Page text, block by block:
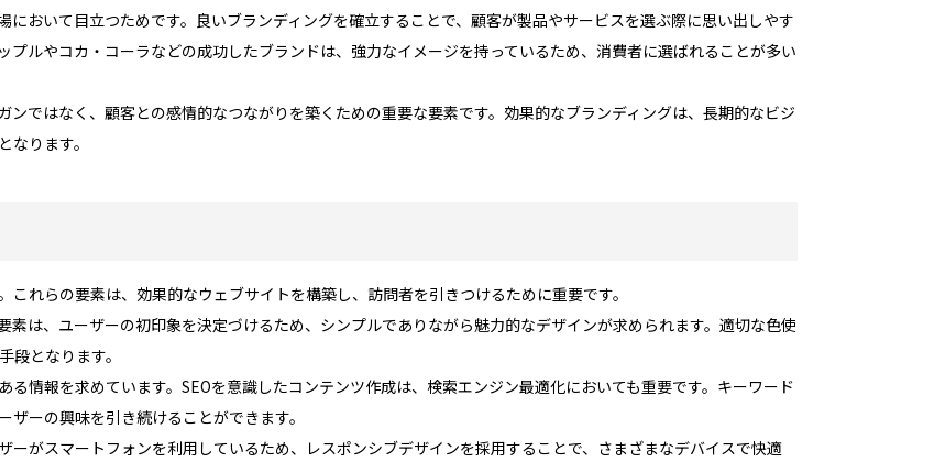
において目立つためです。良いブランディングを確立することで、顧客が製品やサービスを選ぶ際に思い出しやす
プルやコカ・コーラなどの成功したブランドは、強力なイメージを持っているため、消費者に選ばれることが多い
ではなく、顧客との感情的なつながりを築くための重要な要素です。効果的なブランディングは、長期的なビジ
ります。
れらの要素は、効果的なウェブサイトを構築し、訪問者を引きつけるために重要です。
素は、ユーザーの初印象を決定づけるため、シンプルでありながら魅力的なデザインが求められます。適切な色使
となります。
情報を求めています。SEOを意識したコンテンツ作成は、検索エンジン最適化においても重要です。キーワード
ーの興味を引き続けることができます。
ーがスマートフォンを利用しているため、レスポンシブデザインを採用することで、さまざまなデバイスで快適